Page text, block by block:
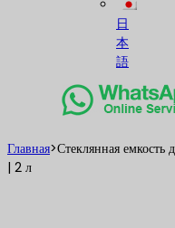
日
本
語
Главная>Стеклянная
| 2 л